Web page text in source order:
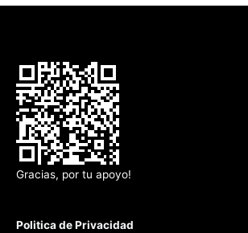
Gracias, por tu apoyo!
Politica de Privacidad